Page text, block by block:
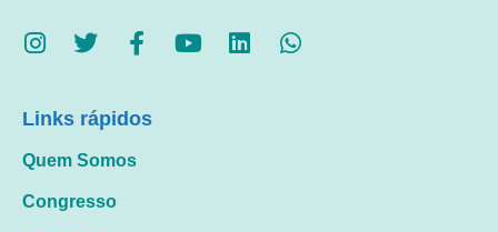
Links rápidos
Quem Somos
Congresso